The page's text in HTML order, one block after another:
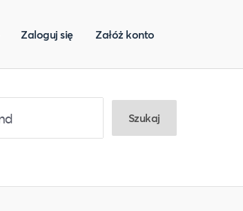
Zaloguj się Załóż konto
Szukaj